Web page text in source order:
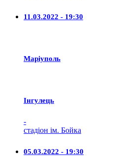
11.03.2022 - 19:30
Маріуполь
Iнгулець
-
стадіон ім. Бойка
05.03.2022 - 19:30